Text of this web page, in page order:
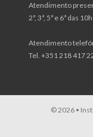
Atendimento
2ª, 3ª, 5ª e 6ª das
Atendimento
Tel. +351 218 417
© 2026 •